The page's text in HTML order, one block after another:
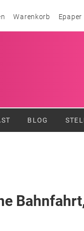
Warenkorb Epaper
BLOG